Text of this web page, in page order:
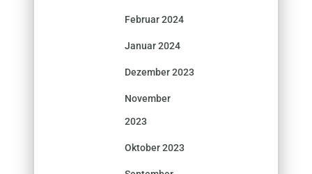
Februar 2024
Januar 2024
Dezember 2023
November
2023
Oktober 2023